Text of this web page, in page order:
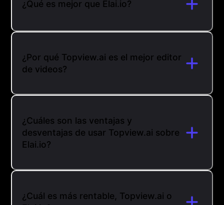
¿Qué es mejor que Elai.io?
¿Por qué Topview.ai es el mejor editor
de videos?
¿Cuáles son las ventajas y
desventajas de usar Topview.ai sobre
Elai.io?
¿Cuál es más rentable, Topview.ai o